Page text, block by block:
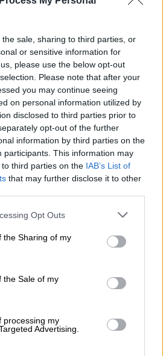
sale, sharing to third parties, or
or sensitive information for
please use the below opt-out
Please note that after your
you may continue seeing
on personal information utilized by
disclosed to third parties prior to
opt-out of the further
information by third parties on the
participants. This information may
third parties on the IAB’s List of
that may further disclose it to other
Opt Outs
the Sharing of my
the Sale of my
processing my
Advertising.
18001 Development Drive
Morrisville, NC 27560 USA
Telefon: +1 (855) 253-6686
https://lenovo.com
Lenovo Technology B.V. Sp. z
o.o.
ul. Gottlieba Daimlera 1
02-460 Warszawa
info_pl@lenovo.com
https://lenovo.com
https://support.lenovo.com/pl/pl/
O PRODUKT